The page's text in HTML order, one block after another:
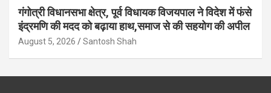
गंगोत्री विधानसभा क्षेत्र, पूर्व विधायक विजयपाल ने विदेश में फंसे
इंद्रमणि की मदद को बढ़ाया हाथ,समाज से की सहयोग की अपील
August 5, 2026 Santosh Shah